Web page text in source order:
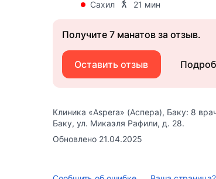
Сахил
21 мин
Получите 7 манатов за отзыв.
Оставить отзыв
Клиника «Aspera» (Аспера), Баку: 8
Баку, ул. Микаэля Рафили, д. 28.
Обновлено 21.04.2025